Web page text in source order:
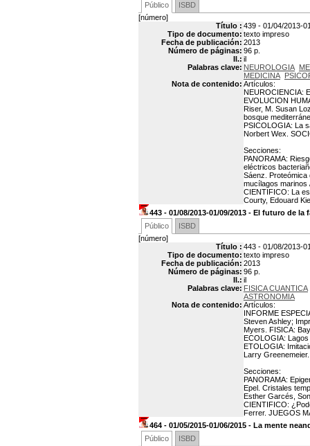
Público
ISBD
[número]
Título : 439 - 01/04/2013-
Tipo de documento: texto impreso
Fecha de publicación: 2013
Número de páginas: 96 p.
Il.: il
Palabras clave: NEUROLOGIA
MEDICINA
Nota de contenido: Artículos:
NEUROCIENCIA:
EVOLUCION
Riser, M. Susan
bosque
PSICOLOGIA: La
Norbert Wex.
Secciones:
PANORAMA:
eléctricos
Sáenz.
mucílagos marinos
CIENTIFICO: La
Courty, Edouard
443 - 01/08/2013-01/09/2013 - El futuro de la
Público
ISBD
[número]
Título : 443 - 01/08/2013-
Tipo de documento: texto impreso
Fecha de publicación: 2013
Número de páginas: 96 p.
Il.: il
Palabras clave: FISICA CUANTICA
ASTRONOMIA
Nota de contenido: Artículos:
INFORME
Steven Ashley;
Myers. FISICA:
ECOLOGIA:
ETOLOGIA:
Larry
Secciones:
PANORAMA:
Epel. Cristales
Esther Garcés,
CIENTIFICO:
Ferrer. JUEGOS
464 - 01/05/2015-01/06/2015 - La mente
Público
ISBD